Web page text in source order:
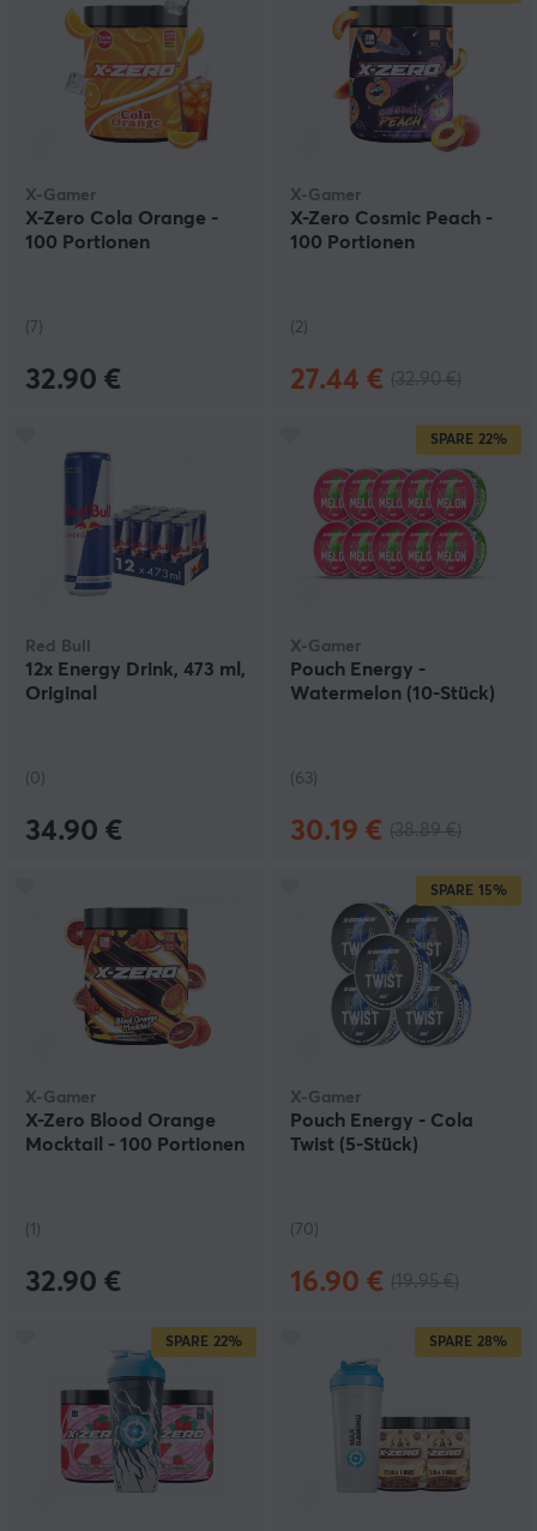
X-Gamer
X-Zero Cola Orange -
100 Portionen
(7)
32.90 €
X-Gamer
X-Zero Cosmic Peach -
100 Portionen
(2)
27.44 €
Red Bull
12x Energy Drink, 473 ml,
Original
(0)
34.90 €
SPARE 22%
X-Gamer
Pouch Energy -
Watermelon (10-Stück)
(63)
30.19 €
X-Gamer
X-Zero Blood Orange
Mocktail - 100 Portionen
(1)
32.90 €
SPARE 15%
X-Gamer
Pouch Energy - Cola
Twist (5-Stück)
(70)
16.90 €
SPARE 22% SPARE 28%